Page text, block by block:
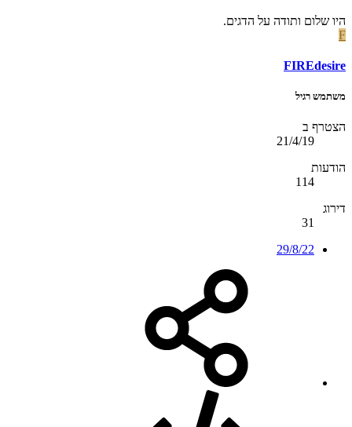
היו שלום ותודה על הדגים.
F
FIREdesire
משתמש רגיל
הצטרף ב
21/4/19
הודעות
114
דירוג
31
29/8/22